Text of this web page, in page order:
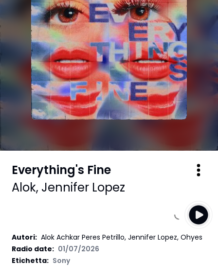
Everything's Fine
Alok, Jennifer Lopez
Autori: Alok Achkar Peres Petrillo, Jennifer Lopez, Ohyes
Radio date: 01/07/2026
Etichetta: Sony